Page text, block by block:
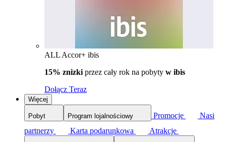
ALL Accor+ ibis
15% znizki przez cały rok na pobyty w ibis
Dołącz Teraz
Więcej
Pobyt Program lojalnościowy Promocje
Nasi
partnerzy
Karta podarunkowa Atrakcje